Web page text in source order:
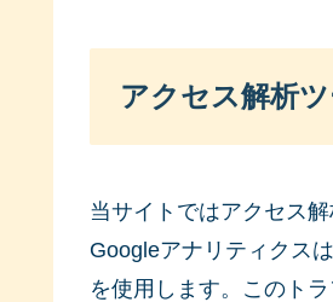
アクセス解析
当サイトではアクセス
Googleアナリティクス
を使用します。このト